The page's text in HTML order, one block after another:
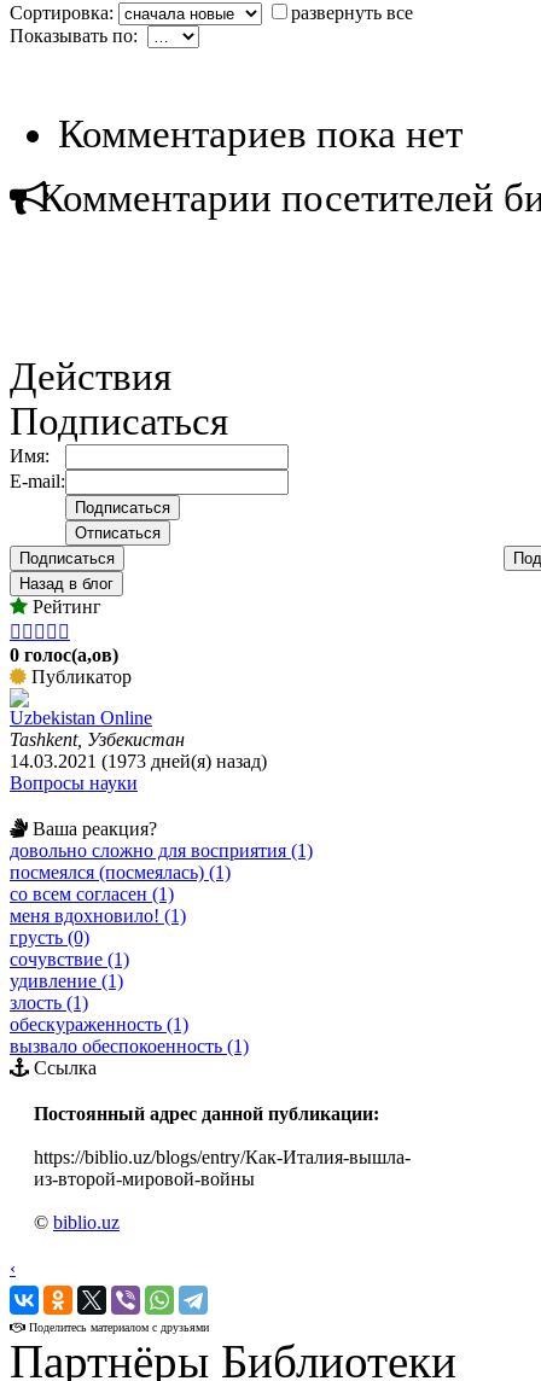
Сортировка:
развернуть все
Показывать по:
Комментариев пока нет
Комментарии посетителей
Действия
Подписаться
Имя:
E-mail:
Подписаться
Назад в блог
Рейтинг
    
0 голос(а,ов)
Публикатор
Uzbekistan Online
Tashkent, Узбекистан
14.03.2021 (1973 дней(я) назад)
Вопросы науки
Ваша реакция?
довольно сложно для восприятия (1)
посмеялся (посмеялась) (1)
со всем согласен (1)
меня вдохновило! (1)
грусть (0)
сочувствие (1)
удивление (1)
злость (1)
обескураженность (1)
вызвало обеспокоенность (1)
Ссылка
Постоянный адрес данной публикации:
https://biblio.uz/blogs/entry/Как-Италия-вышла-
из-второй-мировой-войны
© biblio.uz
‹
›
Поделитесь материалом с друзьями
Партнёры Библиотеки